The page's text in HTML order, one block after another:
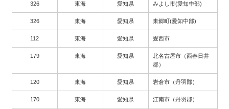
326 東海 愛知県 みよし市(愛知中部)
326 東海 愛知県 東郷町(愛知中部)
112 東海 愛知県 愛西市
179 東海 愛知県
北名古屋市（西春日井
郡）
120 東海 愛知県 岩倉市（丹羽郡）
170 東海 愛知県 江南市（丹羽郡）